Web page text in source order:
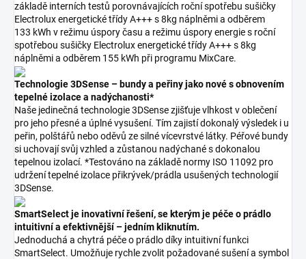
základě interních testů porovnávajících roční spotřebu sušičky
Electrolux energetické třídy A+++ s 8kg náplněmi a odběrem
133 kWh v režimu úspory času a režimu úspory energie s roční
spotřebou sušičky Electrolux energetické třídy A+++ s 8kg
náplněmi a odběrem 155 kWh při programu MixCare.
Technologie 3DSense – bundy a peřiny jako nové s obnovením
tepelné izolace a nadýchanosti*
Naše jedinečná technologie 3DSense zjišťuje vlhkost v oblečení
pro jeho přesné a úplné vysušení. Tím zajistí dokonalý výsledek i u
peřin, polštářů nebo oděvů ze silné vícevrstvé látky. Péřové bundy
si uchovají svůj vzhled a zůstanou nadýchané s dokonalou
tepelnou izolací. *Testováno na základě normy ISO 11092 pro
udržení tepelné izolace přikrývek/prádla usušených technologií
3DSense.
SmartSelect je inovativní řešení, se kterým je péče o prádlo
intuitivní a efektivnější – jedním kliknutím.
Jednoduchá a chytrá péče o prádlo díky intuitivní funkci
SmartSelect. Umožňuje rychle zvolit požadované sušení a symbol